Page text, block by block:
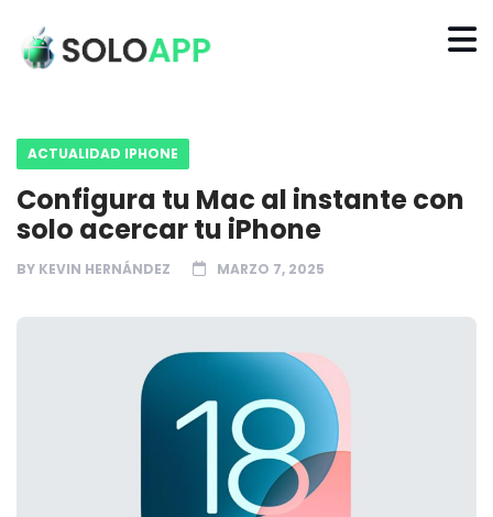
ACTUALIDAD IPHONE
Configura tu Mac al instante con
solo acercar tu iPhone
BY KEVIN HERNÁNDEZ MARZO 7, 2025